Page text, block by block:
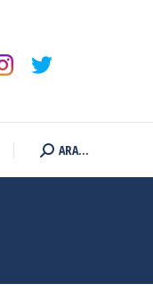
Search:
ARA...